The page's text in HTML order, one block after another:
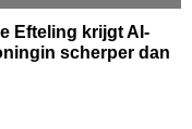
Efteling krijgt AI-
scherper dan